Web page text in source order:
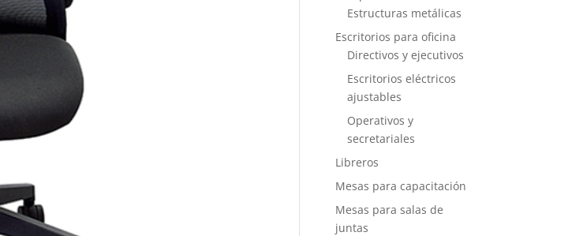
Estructuras metálicas
Escritorios para oficina
Directivos y ejecutivos
Escritorios eléctricos
ajustables
Operativos y
secretariales
Libreros
Mesas para capacitación
Mesas para salas de
juntas